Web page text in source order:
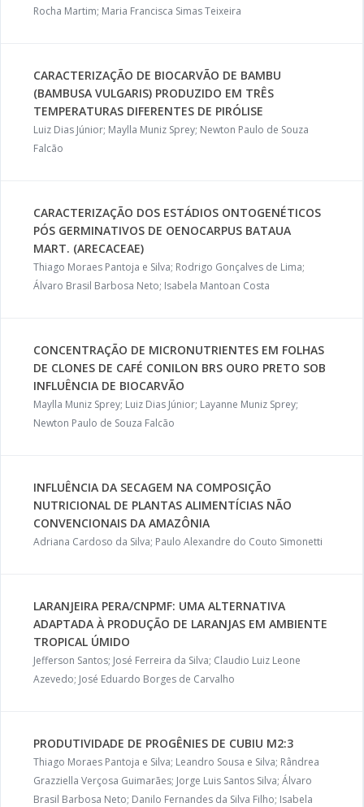
Rocha Martim; Maria Francisca Simas Teixeira
CARACTERIZAÇÃO DE BIOCARVÃO DE BAMBU
(BAMBUSA VULGARIS) PRODUZIDO EM TRÊS
TEMPERATURAS DIFERENTES DE PIRÓLISE
Luiz Dias Júnior; Maylla Muniz Sprey; Newton Paulo de Souza
Falcão
CARACTERIZAÇÃO DOS ESTÁDIOS ONTOGENÉTICOS
PÓS GERMINATIVOS DE OENOCARPUS BATAUA
MART. (ARECACEAE)
Thiago Moraes Pantoja e Silva; Rodrigo Gonçalves de Lima;
Álvaro Brasil Barbosa Neto; Isabela Mantoan Costa
CONCENTRAÇÃO DE MICRONUTRIENTES EM FOLHAS
DE CLONES DE CAFÉ CONILON BRS OURO PRETO SOB
INFLUÊNCIA DE BIOCARVÃO
Maylla Muniz Sprey; Luiz Dias Júnior; Layanne Muniz Sprey;
Newton Paulo de Souza Falcão
INFLUÊNCIA DA SECAGEM NA COMPOSIÇÃO
NUTRICIONAL DE PLANTAS ALIMENTÍCIAS NÃO
CONVENCIONAIS DA AMAZÔNIA
Adriana Cardoso da Silva; Paulo Alexandre do Couto Simonetti
LARANJEIRA PERA/CNPMF: UMA ALTERNATIVA
ADAPTADA À PRODUÇÃO DE LARANJAS EM AMBIENTE
TROPICAL ÚMIDO
Jefferson Santos; José Ferreira da Silva; Claudio Luiz Leone
Azevedo; José Eduardo Borges de Carvalho
PRODUTIVIDADE DE PROGÊNIES DE CUBIU M2:3
Thiago Moraes Pantoja e Silva; Leandro Sousa e Silva; Rândrea
Grazziella Verçosa Guimarães; Jorge Luis Santos Silva; Álvaro
Brasil Barbosa Neto; Danilo Fernandes da Silva Filho; Isabela